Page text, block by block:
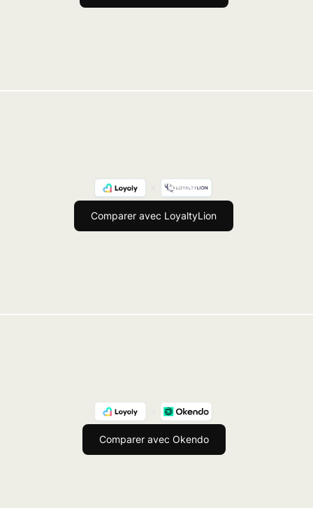
Comparer avec LoyaltyLion
Comparer avec Okendo